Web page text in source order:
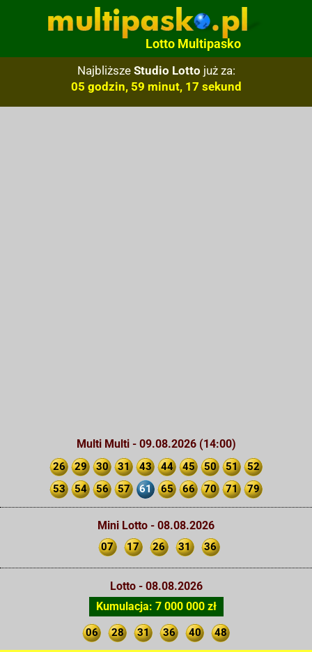
Lotto Multipasko
Najbliższe Studio Lotto już za:
05 godzin, 59 minut, 16 sekund
Multi Multi - 09.08.2026 (14:00)
26 29 30 31 43 44 45 50 51
52
53
54 56 57 61 65 66 70 71 79
Mini Lotto - 08.08.2026
07 17 26 31 36
Lotto - 08.08.2026
Kumulacja: 7 000 000 zł
06 28 31 36 40 48